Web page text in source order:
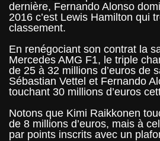
dernière, Fernando Alonso
2016 c’est Lewis Hamilton qui
classement.
En renégociant son contrat la
Mercedes AMG F1, le triple
de 25 à 32 millions d’euros de
Sébastian Vettel et Fernando
touchant 30 millions d’euros
Notons que Kimi Raikkonen
de 8 millions d’euros, mais à
par points inscrits avec un